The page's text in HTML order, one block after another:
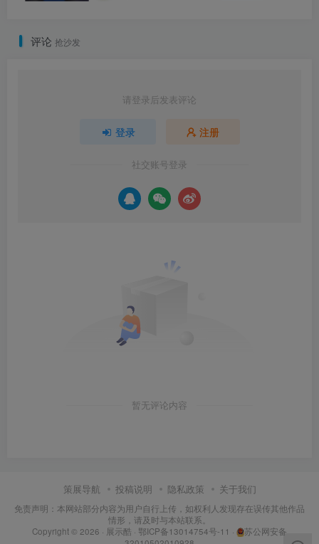
评论 抢沙发
请登录后发表评论
登录 注册
社交账号登录
暂无评论内容
策展导航 投稿说明 隐私政策 关于我们
免责声明：本网站部分内容为用户自行上传，如权利人发现存在误传其他作品
情形，请及时与本站联系。
Copyright © 2026 · 展示酷 · 鄂ICP备13014754号-11 ·
苏公网安备